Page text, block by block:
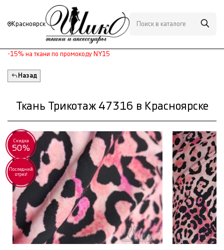
Красноярск
-15% на ткани по промокоду NY15
Назад
Ткань Трикотаж 47316 в Красноярске
Скидка
50%
Последний
отрез!